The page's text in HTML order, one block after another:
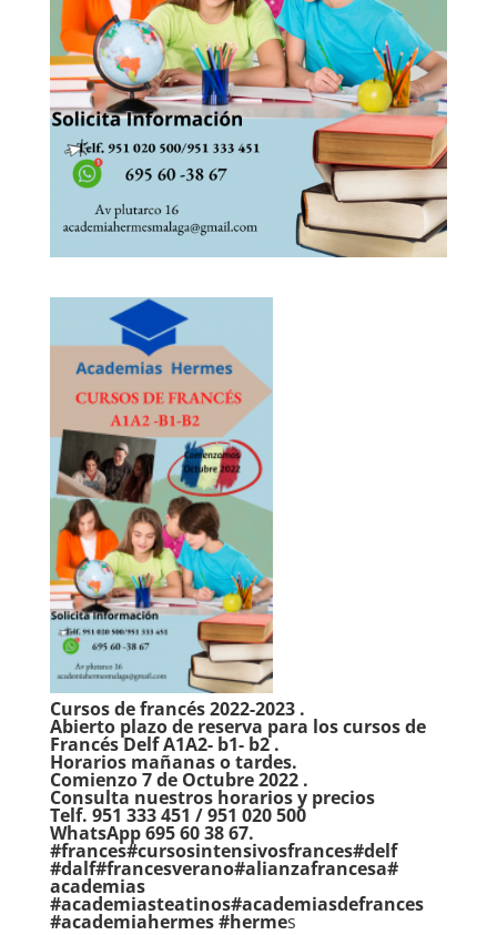
Cursos de francés 2022-2023 .
Abierto plazo de reserva para los cursos de
Francés Delf A1A2- b1- b2 .
Horarios mañanas o tardes.
Comienzo 7 de Octubre 2022 .
Consulta nuestros horarios y precios
Telf. 951 333 451 / 951 020 500
WhatsApp 695 60 38 67.
#frances#cursosintensivosfrances#delf
#dalf#francesverano#alianzafrancesa#
academias
#academiasteatinos#academiasdefrances
#academiahermes #hermes